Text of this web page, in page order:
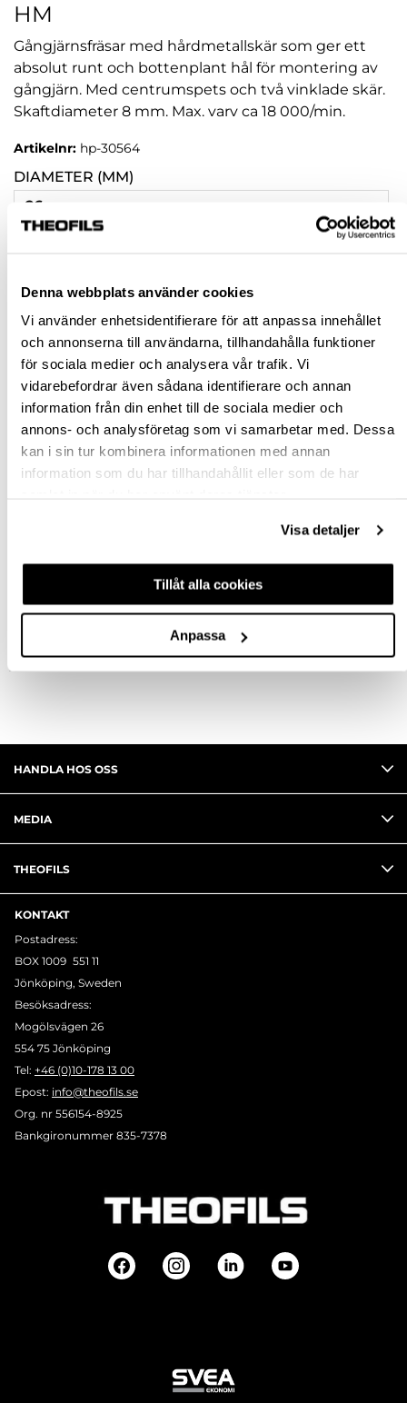
Denna webbplats använder cookies
Vi använder enhetsidentifierare för att anpassa innehållet
och annonserna till användarna, tillhandahålla funktioner
för sociala medier och analysera vår trafik. Vi
vidarebefordrar även sådana identifierare och annan
information från din enhet till de sociala medier och
annons- och analysföretag som vi samarbetar med. Dessa
kan i sin tur kombinera informationen med annan
information som du har tillhandahållit eller som de har
Visa detaljer
Tillåt alla cookies
Anpassa
HM
Gångjärnsfräsar med hårdmetallskär som ger ett
absolut runt och bottenplant hål för montering av
gångjärn. Med centrumspets och två vinklade skär.
Skaftdiameter 8 mm. Max. varv ca 18 000/min.
Artikelnr: hp-30564
DIAMETER (MM)
26
Rensa val
st
VÄLJ VARIANT
Snabba leveranser
Hämta i butik
FRÅGA OM PRODUKT
HANDLA HOS OSS
MEDIA
THEOFILS
KONTAKT
Postadress:
BOX 1009 551 11
Jönköping, Sweden
Besöksadress:
Mogölsvägen 26
554 75 Jönköping
Tel: +46 (0)10-178 13 00
Epost: info@theofils.se
Org. nr 556154-8925
Bankgironummer 835-7378